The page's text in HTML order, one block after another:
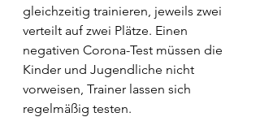
gleichzeitig trainieren, jeweils zwei
verteilt auf zwei Plätze. Einen
negativen Corona-Test müssen die
Kinder und Jugendliche nicht
vorweisen, Trainer lassen sich
regelmäßig testen.